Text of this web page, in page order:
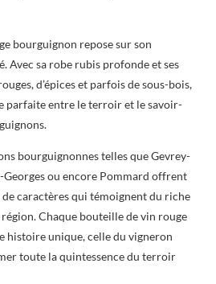
bourguignon repose sur son
Avec sa robe rubis profonde et ses
d’épices et parfois de sous-bois,
parfaite entre le terroir et le savoir-
bourguignonnes telles que Gevrey-
ou encore Pommard offrent
caractères qui témoignent du riche
Chaque bouteille de vin rouge
histoire unique, celle du vigneron
toute la quintessence du terroir